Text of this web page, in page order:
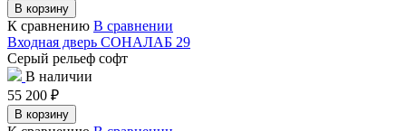
В корзину
К сравнению В сравнении
Входная дверь СОНАЛАБ 29
Серый рельеф софт
В наличии
55 200 ₽
В корзину